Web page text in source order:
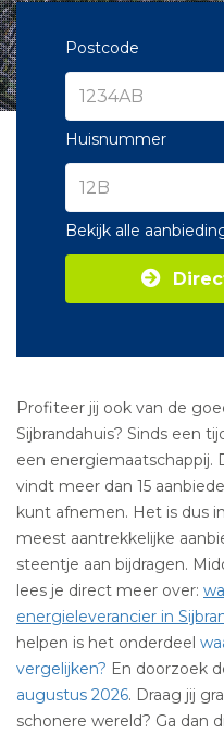
Postcode
Huisnummer
Bekijk alle
Profiteer jij ook van de
Sijbrandahuis? Sinds een
een energiemaatschappij.
vindt meer dan 15
kunt afnemen. Het is dus
meest aantrekkelijke
steentje aan bijdragen.
lees je direct meer over:
energieleverancier in
helpen is het onderdeel
vergelijken? En doorzoek
augustus 2026. Draag jij
schonere wereld? Ga dan